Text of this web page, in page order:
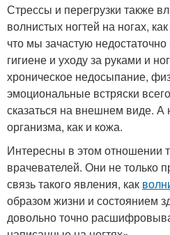
Стрессы и перегрузки также
волнистых ногтей на ногах,
что мы зачастую
гигиене и уходу за руками и
хроническое недосыпание,
эмоциональные встряски
сказаться на внешнем виде. А
организма, как и кожа.
Интересны в этом отношении
врачевателей. Они не только
связь такого явления, как
образом жизни и состоянием
довольно точно